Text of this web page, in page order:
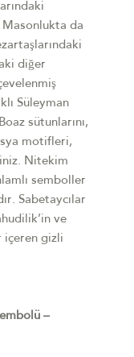
da
diğer
Süleyman
sütunlarını,
motifleri,
Nitekim
semboller
Sabetaycılar
ve
içeren gizli
–